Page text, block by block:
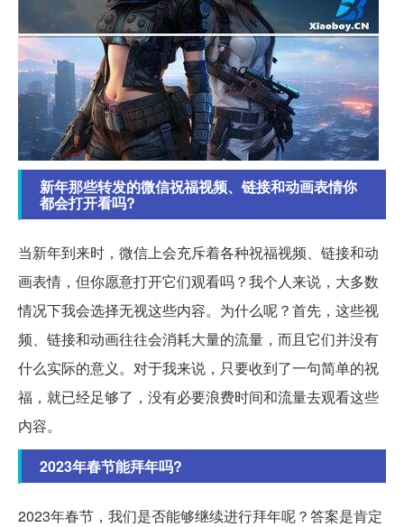
新年那些转发的微信祝福视频、链接和动画表情你
都会打开看吗?
当新年到来时，微信上会充斥着各种祝福视频、链接和动
画表情，但你愿意打开它们观看吗？我个人来说，大多数
情况下我会选择无视这些内容。为什么呢？首先，这些视
频、链接和动画往往会消耗大量的流量，而且它们并没有
什么实际的意义。对于我来说，只要收到了一句简单的祝
福，就已经足够了，没有必要浪费时间和流量去观看这些
内容。
2023年春节能拜年吗?
2023年春节，我们是否能够继续进行拜年呢？答案是肯定